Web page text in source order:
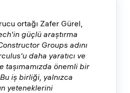
ortağı Zafer Gürel,
güçlü araştırma
Groups adını
daha yaratıcı ve
taşımamızda önemli bir
iş birliği, yalnızca
yeteneklerini